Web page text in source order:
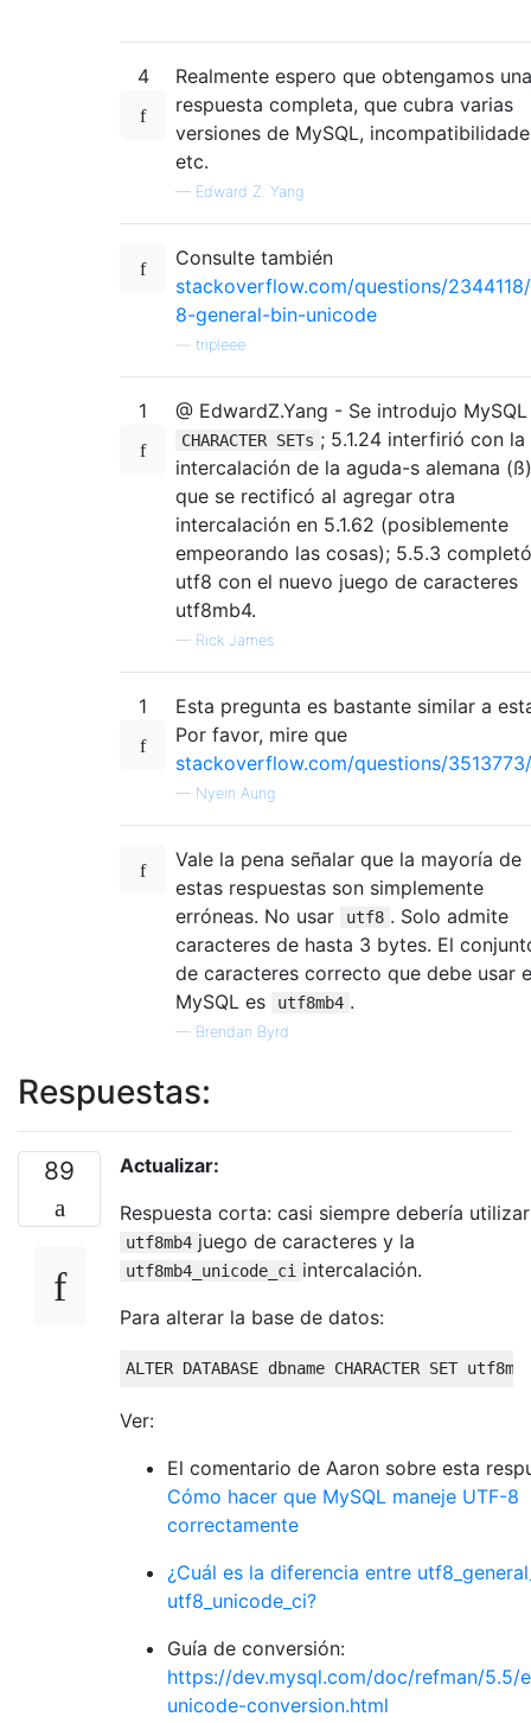
4
Realmente espero que obtengamos una
respuesta completa, que cubra varias
versiones de MySQL,
etc.
— Edward Z. Yang
Consulte también
stackoverflow.com/questions/
8-general-bin-unicode
tripleee
1 @ EdwardZ.Yang - Se introdujo MySQL
CHARACTER SETs ; 5.1.24 interfirió con la
intercalación de la aguda-s alemana
que se rectificó al agregar otra
intercalación en 5.1.62 (posiblemente
empeorando las cosas); 5.5.3 completó
utf8 con el nuevo juego de caracteres
utf8mb4.
— Rick James
1
Esta pregunta es bastante similar a
Por favor, mire que
stackoverflow.com/questions/
— Nyein Aung
Vale la pena señalar que la mayoría de
estas respuestas son simplemente
erróneas. No usar
utf8 . Solo admite
caracteres de hasta 3 bytes. El
de caracteres correcto que debe usar
MySQL es
utf8mb4 .
— Brendan Byrd
Respuestas:
89
Actualizar:
Respuesta corta: casi siempre debería
utf8mb4 juego de caracteres y la
utf8mb4_unicode_ci intercalación.
Para alterar la base de datos:
ALTER DATABASE dbname CHARACTER SET
Ver:
El comentario de Aaron sobre esta
Cómo hacer que MySQL maneje UTF-8
correctamente
¿Cuál es la diferencia entre
utf8_unicode_ci?
Guía de conversión:
https://dev.mysql.com/doc/refman/5.5/
unicode-conversion.html